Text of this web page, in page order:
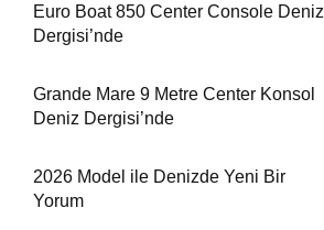
Euro Boat 850 Center Console Deniz
Dergisi’nde
Grande Mare 9 Metre Center Konsol
Deniz Dergisi’nde
2026 Model ile Denizde Yeni Bir
Yorum